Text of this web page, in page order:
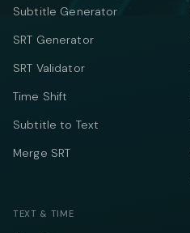
Subtitle Generator
SRT Generator
SRT Validator
Time Shift
Subtitle to Text
Merge SRT
TEXT & TIME